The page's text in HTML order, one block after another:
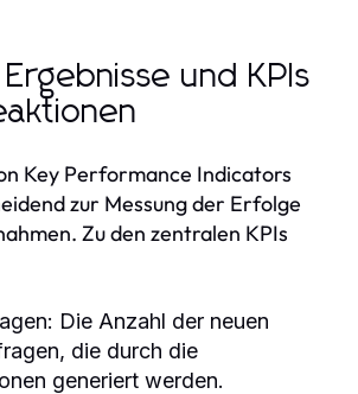
und KPIs
Key Performance Indicators
zur Messung der Erfolge
Zu den zentralen KPIs
Die Anzahl der neuen
die durch die
generiert werden.